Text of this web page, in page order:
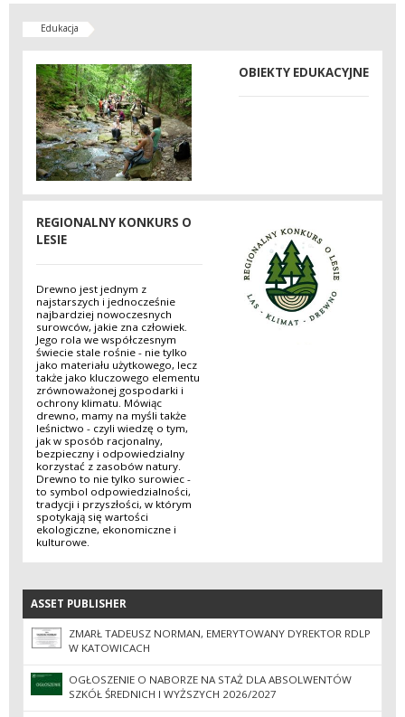
Edukacja
OBIEKTY EDUKACYJNE
REGIONALNY KONKURS O
LESIE
Drewno jest jednym z
najstarszych i jednocześnie
najbardziej nowoczesnych
surowców, jakie zna człowiek.
Jego rola we współczesnym
świecie stale rośnie - nie tylko
jako materiału użytkowego, lecz
także jako kluczowego elementu
zrównoważonej gospodarki i
ochrony klimatu. Mówiąc
drewno, mamy na myśli także
leśnictwo - czyli wiedzę o tym,
jak w sposób racjonalny,
bezpieczny i odpowiedzialny
korzystać z zasobów natury.
Drewno to nie tylko surowiec -
to symbol odpowiedzialności,
tradycji i przyszłości, w którym
spotykają się wartości
ekologiczne, ekonomiczne i
kulturowe.
ASSET PUBLISHER
ASSET PUBLISHER
ZMARŁ TADEUSZ NORMAN, EMERYTOWANY DYREKTOR RDLP
W KATOWICACH
OGŁOSZENIE O NABORZE NA STAŻ DLA ABSOLWENTÓW
SZKÓŁ ŚREDNICH I WYŻSZYCH 2026/2027